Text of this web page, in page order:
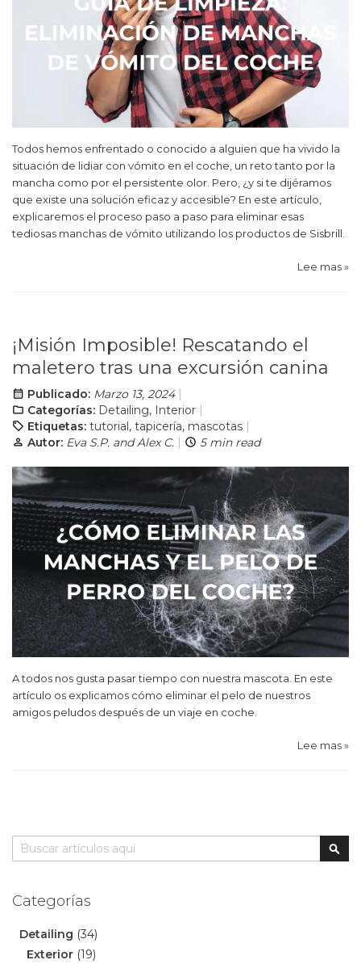
Todos hemos enfrentado o conocido a alguien que ha vivido la
situación de lidiar con vómito en el coche, un reto tanto por la
mancha como por el persistente olor. Pero, ¿y si te dijéramos
que existe una solución eficaz y accesible? En este artículo,
explicaremos el proceso paso a paso para eliminar esas
tediosas manchas de vómito utilizando los productos de Sisbrill.
Lee mas »
¡Misión Imposible! Rescatando el
maletero tras una excursión canina
Publicado: Marzo 13, 2024
Categorías: Detailing, Interior
Etiquetas: tutorial , tapicería, mascotas
Autor: Eva S.P. and Alex C. 5 min read
A todos nos gusta pasar tiempo con nuestra mascota. En este
artículo os explicamos cómo eliminar el pelo de nuestros
amigos peludos después de un viaje en coche.
Lee mas »
Buscar
Categorías
Detailing (34)
Exterior (19)